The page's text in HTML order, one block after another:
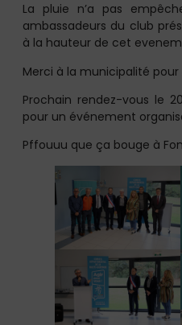
La pluie n’a pas
ambassadeurs du club
à la hauteur de cet
Merci à la municipalité
Prochain rendez-vous le
pour un événement
Pffouuu que ça bouge à